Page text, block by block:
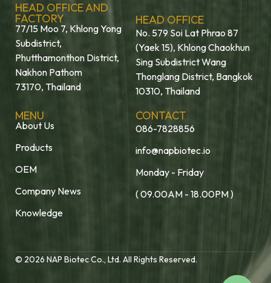
HEAD OFFICE AND
FACTORY
77/15 Moo 7, Khlong Yong
Subdistrict,
Phutthamonthon District,
Nakhon Pathom
73170, Thailand
HEAD OFFICE
No. 579 Soi Lat Phrao 87
(Yaek 15), Khlong Chaokhun
Sing Subdistrict Wang
Thonglang District, Bangkok
10310, Thailand
MENU
About Us
Products
OEM
Company News
Knowledge
CONTACT
086-7828856
info@napbiotec.io
Monday - Friday
( 09.00AM - 18.00PM )
© 2026 NAP Biotec Co., Ltd. All Rights Reserved.